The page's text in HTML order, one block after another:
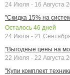
24 Июля - 16 Августа
"Скидка 15% на
Осталось 46 дней
24 Июля - 21
"Выгодные цены на
22 Июля - 22 Августа
"Купи комплект